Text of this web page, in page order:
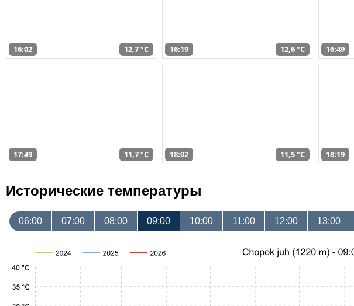
16:02 12,7 °C 16:19 12,6 °C 16:49
17:49 11,7 °C 18:02 11,5 °C 18:19
Исторические температуры
06:00 07:00 08:00 09:00 10:00 11:00 12:00 13:00